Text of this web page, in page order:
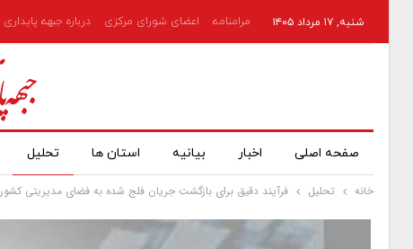
شنبه, ۱۷ مرداد ۱۴۰۵ مرامنامه اعضای شورای مرکزی درباره جبهه پایداری
صفحه اصلی اخبار بیانیه استان ها تحلیل
خانه تحلیل فرآیند دقیق برای بازگشت جریان فلج شده به فضای مدیریتی کشور